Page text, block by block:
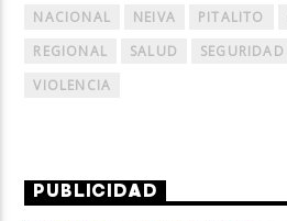
NACIONAL
NEIVA PITALITO
REGIONAL
SALUD SEGURIDAD
VIOLENCIA
PUBLICIDAD